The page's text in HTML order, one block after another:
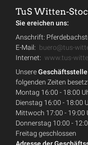
TuS Witten-
Sie ereichen uns:
Anschrift:
E-Mail: buero@tus-
Internet: www.tus-
UnsereGeschäftsstelle
folgenden Zeiten
Montag 16:00 - 18:00
Dienstag 16:00 - 18:00
Mittwoch 17:00 - 19:00
Donnerstag 10:00 -
Freitag geschlossen